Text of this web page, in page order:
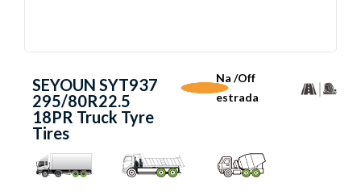
SEYOUN SYT937
295/80R22.5
18PR Truck Tyre
Tires
Na /Off
estrada